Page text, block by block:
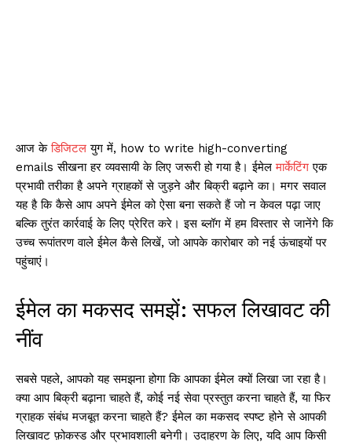
आज केडिजिटल युग में, how to write high-converting
emails सीखना हर व्यवसायी के लिए जरूरी हो गया है। ईमेलमार्केटिंग एक
प्रभावी तरीका है अपने ग्राहकों से जुड़ने और बिक्री बढ़ाने का। मगर सवाल
यह है कि कैसे आप अपने ईमेल को ऐसा बना सकते हैं जो न केवल पढ़ा जाए
बल्कि तुरंत कार्रवाई के लिए प्रेरित करे। इस ब्लॉग में हम विस्तार से जानेंगे कि
उच्च रूपांतरण वाले ईमेल कैसे लिखें, जो आपके कारोबार को नई ऊंचाइयों पर
पहुंचाएं।
ईमेल का मकसद समझें: सफल लिखावट की
नींव
सबसे पहले, आपको यह समझना होगा कि आपका ईमेल क्यों लिखा जा रहा है।
क्या आप बिक्री बढ़ाना चाहते हैं, कोई नई सेवा प्रस्तुत करना चाहते हैं, या फिर
ग्राहक संबंध मजबूत करना चाहते हैं? ईमेल का मकसद स्पष्ट होने से आपकी
लिखावट फ़ोकस्ड और प्रभावशाली बनेगी। उदाहरण के लिए, यदि आप किसी